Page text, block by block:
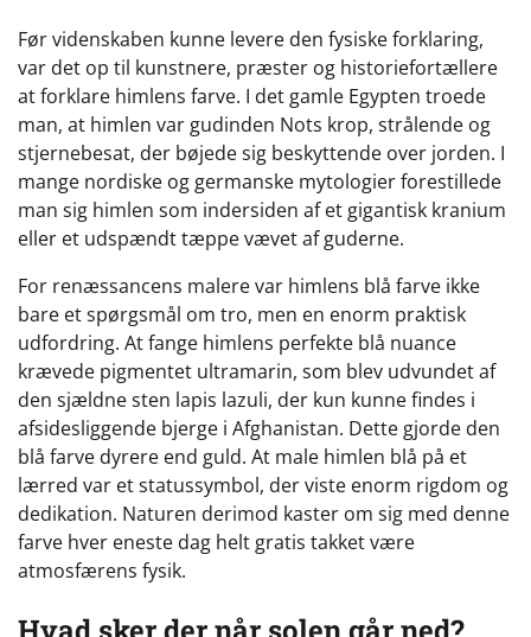
Før videnskaben kunne levere den fysiske forklaring,
var det op til kunstnere, præster og historiefortællere
at forklare himlens farve. I det gamle Egypten troede
man, at himlen var gudinden Nots krop, strålende og
stjernebesat, der bøjede sig beskyttende over jorden. I
mange nordiske og germanske mytologier forestillede
man sig himlen som indersiden af et gigantisk kranium
eller et udspændt tæppe vævet af guderne.
For renæssancens malere var himlens blå farve ikke
bare et spørgsmål om tro, men en enorm praktisk
udfordring. At fange himlens perfekte blå nuance
krævede pigmentet ultramarin, som blev udvundet af
den sjældne sten lapis lazuli, der kun kunne findes i
afsidesliggende bjerge i Afghanistan. Dette gjorde den
blå farve dyrere end guld. At male himlen blå på et
lærred var et statussymbol, der viste enorm rigdom og
dedikation. Naturen derimod kaster om sig med denne
farve hver eneste dag helt gratis takket være
atmosfærens fysik.